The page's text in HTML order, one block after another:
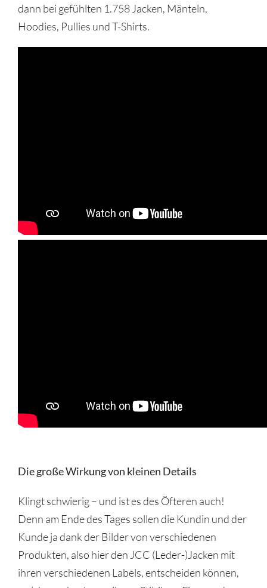
dann bei gefühlten 1.758 Jacken, Mänteln,
Hoodies, Pullies und T-Shirts.
Die große Wirkung von kleinen Details
Klingt schwierig – und ist es des Öfteren auch!
Denn am Ende des Tages sollen die Kundin und der
Kunde ja dank der Bilder von verschiedenen
Produkten, also hier den JCC (Leder-)Jacken mit
ihren verschiedenen Labels, entscheiden können,